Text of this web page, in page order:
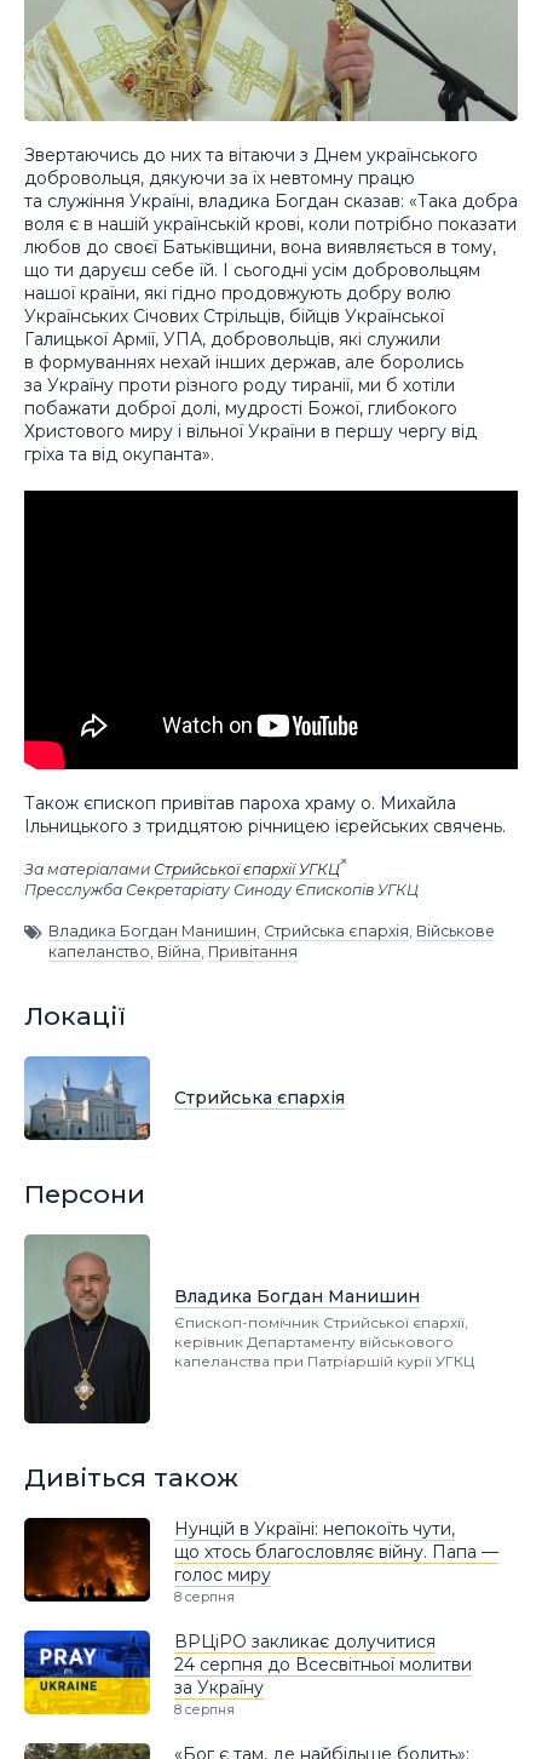
Звертаючись до них та вітаючи з Днем українського
добровольця, дякуючи за їх невтомну працю
та служіння Україні, владика Богдан сказав: «Така добра
воля є в нашій українській крові, коли потрібно показати
любов до своєї Батьківщини, вона виявляється в тому,
що ти даруєш себе їй. І сьогодні усім добровольцям
нашої країни, які гідно продовжують добру волю
Українських Січових Стрільців, бійців Української
Галицької Армії, УПА, добровольців, які служили
в формуваннях нехай інших держав, але боролись
за Україну проти різного роду тиранії, ми б хотіли
побажати доброї долі, мудрості Божої, глибокого
Христового миру і вільної України в першу чергу від
гріха та від окупанта».
Також єпископ привітав пароха храму о. Михайла
Ільницького з тридцятою річницею ієрейських свячень.
За матеріалами Стрийської єпархії УГКЦ
Пресслужба Секретаріату Синоду Єпископів УГКЦ
Владика Богдан Манишин, Стрийська єпархія, Військове
капеланство, Війна, Привітання
Локації
Стрийська єпархія
Персони
Владика Богдан Манишин
Єпископ-помічник Стрийської єпархії,
керівник Департаменту військового
капеланства при Патріаршій курії УГКЦ
Дивіться також
Нунцій в Україні: непокоїть чути,
що хтось благословляє війну. Папа —
голос миру
8 серпня
ВРЦіРО закликає долучитися
24 серпня до Всесвітньої молитви
за Україну
8 серпня
«Бог є там, де найбільше болить»: